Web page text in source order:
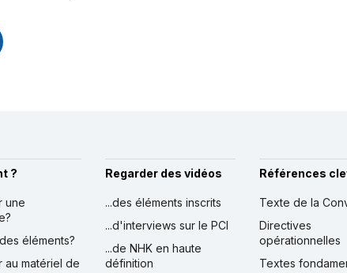
?
une
éléments?
au matériel de
Regarder des vidéos
...des éléments inscrits
...d'interviews sur le PCI
...de NHK en haute
définition
Références
Texte de la
Directives
opérationnelles
Textes